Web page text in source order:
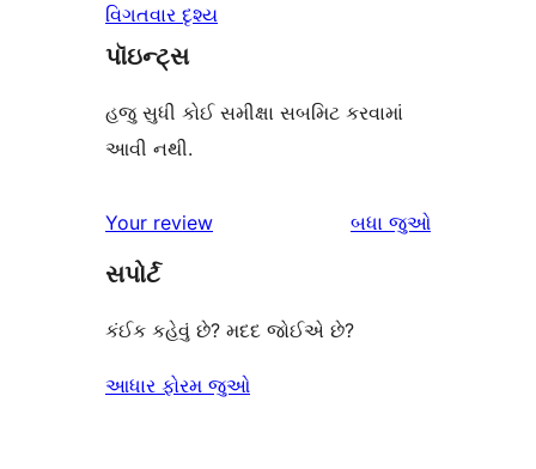
વિગતવાર દૃશ્ય
પૉઇન્ટ્સ
હજુ સુધી કોઈ સમીક્ષા સબમિટ કરવામાં
આવી નથી.
Your review બધા સમીક્ષાઓ
જુઓ
સપોર્ટ
કંઈક કહેવું છે? મદદ જોઈએ છે?
આધાર ફોરમ જુઓ